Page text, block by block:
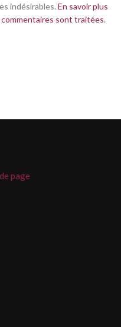
indésirables. En savoir plus
sont traitées.